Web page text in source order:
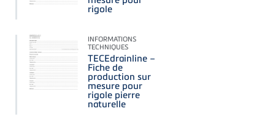
rigole
INFORMATIONS
TECHNIQUES
TECEdrainline –
Fiche de
production sur
mesure pour
rigole pierre
naturelle